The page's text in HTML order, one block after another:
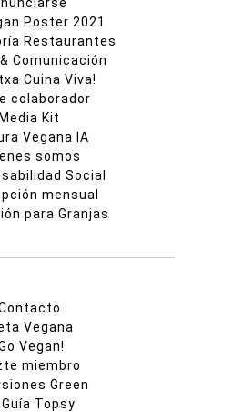
Poster 2021
Restaurantes
Comunicación
Cuina Viva!
colaborador
Media Kit
Vegana IA
somos
Social
mensual
para Granjas
Vegana
Vegan!
miembro
Green
Guía Topsy